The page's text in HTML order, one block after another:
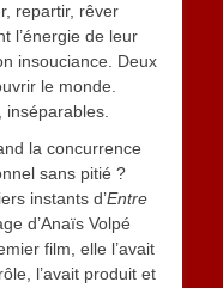
repartir, rêver
l’énergie de leur
insouciance. Deux
le monde.
inséparables.
la concurrence
sans pitié ?
instants d’Entre
d’Anaïs Volpé
film, elle l’avait
l’avait produit et